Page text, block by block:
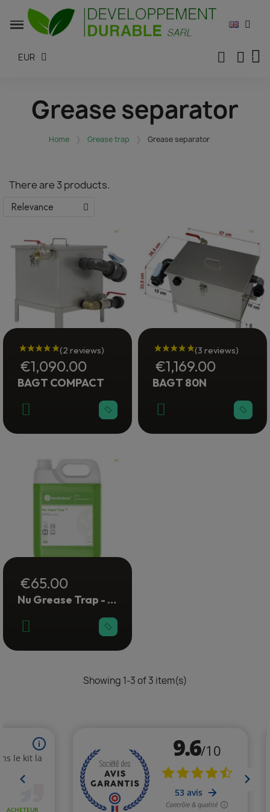
EUR
Grease separator
Home Grease trap Grease separator
There are 3 products.
(2 reviews)
€1,090.00
BAGT COMPACT
€1,169.00
BAGT 80N
€65.00
Nu Grease Trap - traitement des odeurs
Showing 1-3 of 3 item(s)